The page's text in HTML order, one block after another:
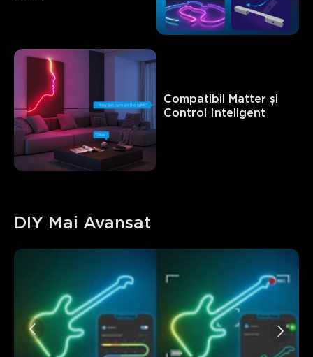
Compatibil Matter și
Control Inteligent
DIY Mai Avansat